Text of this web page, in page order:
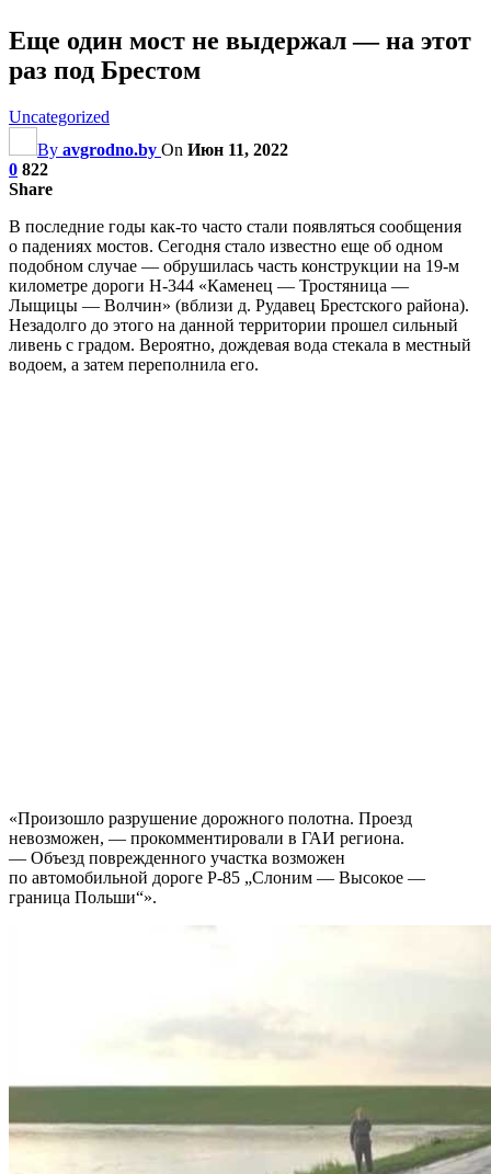
Еще один мост не выдержал — на этот
раз под Брестом
Uncategorized
By avgrodno.by On Июн 11, 2022
0 822
Share
В последние годы как-то часто стали появляться сообщения
о падениях мостов. Сегодня стало известно еще об одном
подобном случае — обрушилась часть конструкции на 19-м
километре дороги Н-344 «Каменец — Тростяница —
Лыщицы — Волчин» (вблизи д. Рудавец Брестского района).
Незадолго до этого на данной территории прошел сильный
ливень с градом. Вероятно, дождевая вода стекала в местный
водоем, а затем переполнила его.
«Произошло разрушение дорожного полотна. Проезд
невозможен, — прокомментировали в ГАИ региона.
— Объезд поврежденного участка возможен
по автомобильной дороге Р-85 „Слоним — Высокое —
граница Польши“».